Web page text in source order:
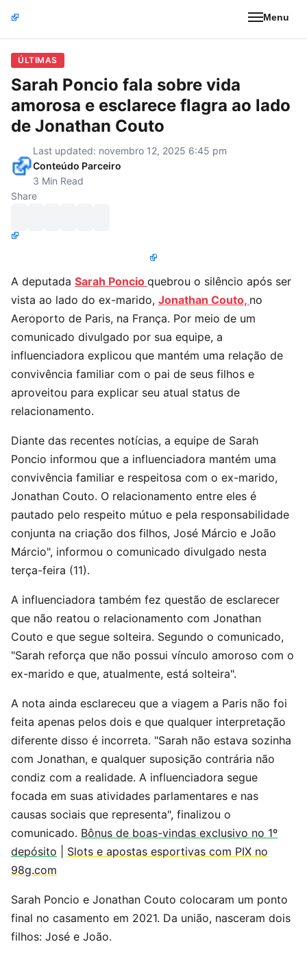
Menu
ÚLTIMAS
Sarah Poncio fala sobre vida
amorosa e esclarece flagra ao lado
de Jonathan Couto
Last updated: novembro 12, 2025 6:45 pm
Conteúdo Parceiro
3 Min Read
Share
A deputada Sarah Poncio quebrou o silêncio após ser
vista ao lado do ex-marido, Jonathan Couto, no
Aeroporto de Paris, na França. Por meio de um
comunicado divulgado por sua equipe, a
influenciadora explicou que mantém uma relação de
convivência familiar com o pai de seus filhos e
aproveitou para explicar seu atual status de
relacionamento.
Diante das recentes notícias, a equipe de Sarah
Poncio informou que a influenciadora mantém uma
convivência familiar e respeitosa com o ex-marido,
Jonathan Couto. O relacionamento entre eles é
pautado pelo respeito mútuo e pela responsabilidade
conjunta na criação dos filhos, José Márcio e João
Márcio", informou o comunicado divulgado nesta
terça-feira (11).
A influenciadora também fez questão de esclarecer
que não reatou o relacionamento com Jonathan
Couto e que segue solteira. Segundo o comunicado,
"Sarah reforça que não possui vínculo amoroso com o
ex-marido e que, atualmente, está solteira".
A nota ainda esclareceu que a viagem a Paris não foi
feita apenas pelos dois e que qualquer interpretação
diferente disso é incorreta. "Sarah não estava sozinha
com Jonathan, e qualquer suposição contrária não
condiz com a realidade. A influenciadora segue
focada em suas atividades parlamentares e nas
causas sociais que representa", finalizou o
comunicado. Bônus de boas-vindas exclusivo no 1º
depósito
Slots e apostas esportivas com PIX no
98g.com
Sarah Poncio e Jonathan Couto colocaram um ponto
final no casamento em 2021. Da união, nasceram dois
filhos: José e João.